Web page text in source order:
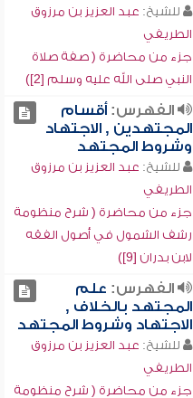
للشيخ: عبد العزيز بن مرزوق
الطريفي
جزء من محاضرة ( صفة صلاة
النبي صلى الله عليه وسلم [2])
الفهرس:أقسام
المجتهدين , الاجتهاد
وشروط المجتهد
للشيخ: عبد العزيز بن مرزوق
الطريفي
جزء من محاضرة ( شرح منظومة
رشف الشمول في أصول الفقه
لابن بدران [9])
الفهرس: علم
المجتهد بالخلاف ,
الاجتهاد وشروط المجتهد
للشيخ: عبد العزيز بن مرزوق
الطريفي
جزء من محاضرة ( شرح منظومة